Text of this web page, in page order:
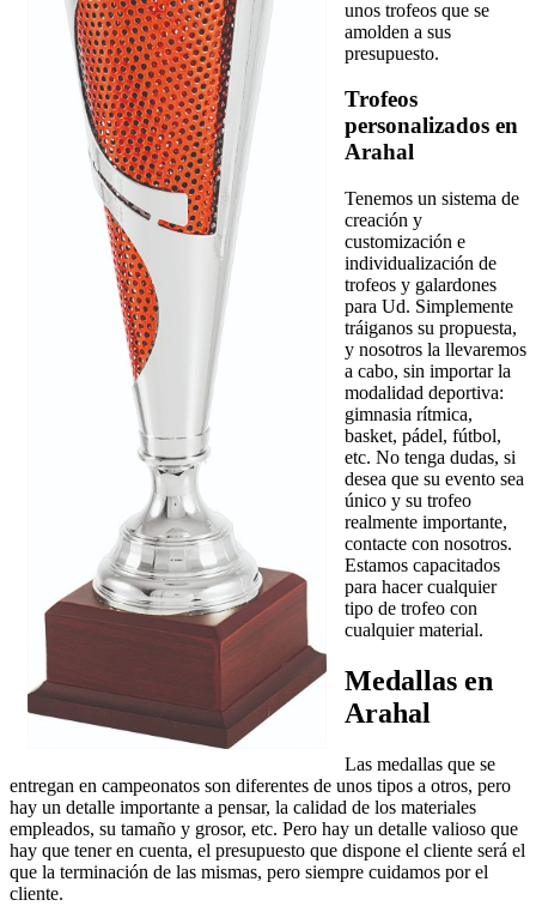
unos trofeos que se
amolden a sus
presupuesto.
Trofeos
personalizados en
Arahal
Tenemos un sistema de
creación y
customización e
individualización de
trofeos y galardones
para Ud. Simplemente
tráiganos su propuesta,
y nosotros la llevaremos
a cabo, sin importar la
modalidad deportiva:
gimnasia rítmica,
basket, pádel, fútbol,
etc. No tenga dudas, si
desea que su evento sea
único y su trofeo
realmente importante,
contacte con nosotros.
Estamos capacitados
para hacer cualquier
tipo de trofeo con
cualquier material.
Medallas en
Arahal
Las medallas que se
entregan en campeonatos son diferentes de unos tipos a otros, pero
hay un detalle importante a pensar, la calidad de los materiales
empleados, su tamaño y grosor, etc. Pero hay un detalle valioso que
hay que tener en cuenta, el presupuesto que dispone el cliente será el
que la terminación de las mismas, pero siempre cuidamos por el
cliente.